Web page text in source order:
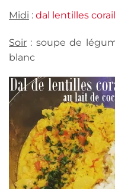
Midi : dal lentilles
Soir : soupe de
blanc